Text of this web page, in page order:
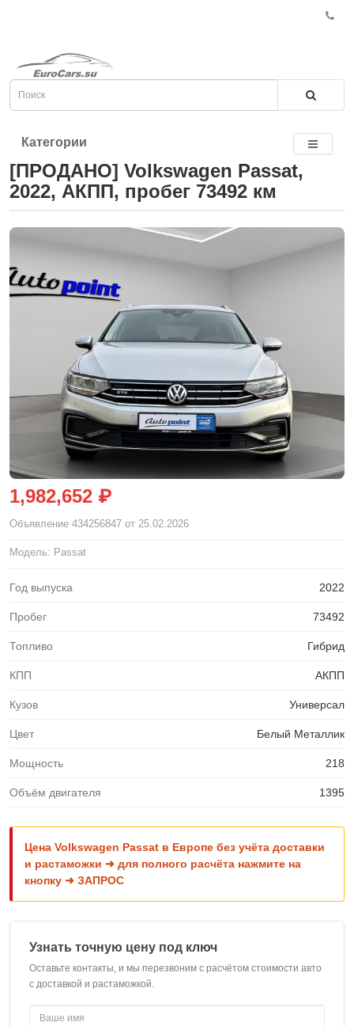
Категории
[ПРОДАНО] Volkswagen Passat,
2022, АКПП, пробег 73492 км
1,982,652 ₽
Объявление 434256847 от 25.02.2026
Модель: Passat
Год выпуска 2022
Пробег 73492
Топливо Гибрид
КПП АКПП
Кузов Универсал
Цвет Белый Металлик
Мощность 218
Объём двигателя 1395
Цена Volkswagen Passat в Европе без учёта доставки
и растаможки ➜ для полного расчёта нажмите на
кнопку ➜ ЗАПРОС
Узнать точную цену под ключ
Оставьте контакты, и мы перезвоним с расчётом стоимости авто
с доставкой и растаможкой.